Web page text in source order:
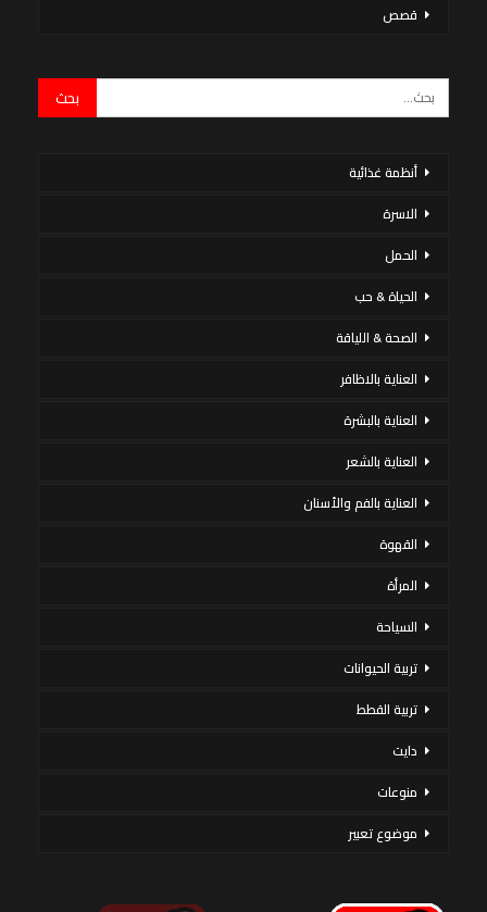
قصص
أنظمة غذائية
الاسرة
الحمل
الحياة & حب
الصحة & اللياقة
العناية بالاظافر
العناية بالبشرة
العناية بالشعر
العناية بالفم والأسنان
القهوة
المرأة
السياحة
تربية الحيوانات
تربية القطط
دايت
منوعات
موضوع تعبير